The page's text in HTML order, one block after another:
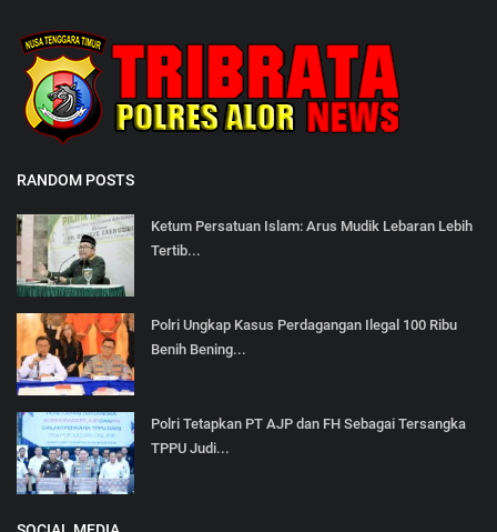
RANDOM POSTS
Ketum Persatuan Islam: Arus Mudik Lebaran Lebih
Tertib...
Polri Ungkap Kasus Perdagangan Ilegal 100 Ribu
Benih Bening...
Polri Tetapkan PT AJP dan FH Sebagai Tersangka
TPPU Judi...